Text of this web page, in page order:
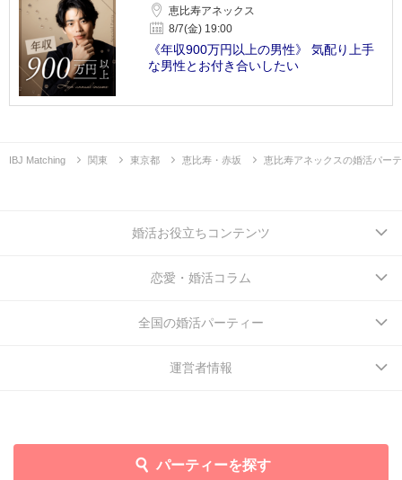
恵比寿アネックス
8/7(金) 19:00
《年収900万円以上の男性》 気配り上手
な男性とお付き合いしたい
IBJ Matching 関東 東京都 恵比寿・赤坂 恵比寿アネックスの婚活パー
パーティーを探す
婚活お役立ちコンテンツ
恋愛・婚活コラム
全国の婚活パーティー
運営者情報